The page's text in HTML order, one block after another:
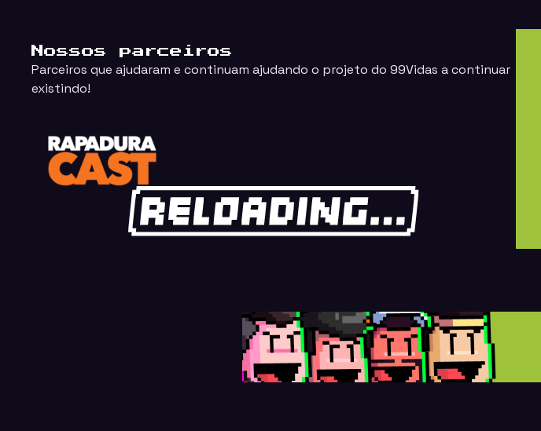
Nossos parceiros
Parceiros que ajudaram e continuam ajudando o projeto do 99Vidas a continuar
existindo!